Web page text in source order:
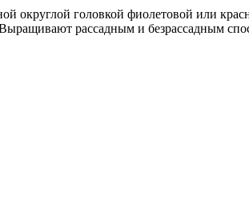
округлой головкой фиолетовой или
рассадным и безрассадным